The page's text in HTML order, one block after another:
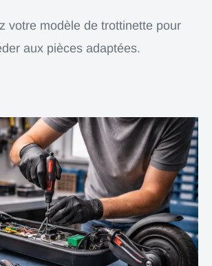
votre modèle de trottinette pour
aux pièces adaptées.